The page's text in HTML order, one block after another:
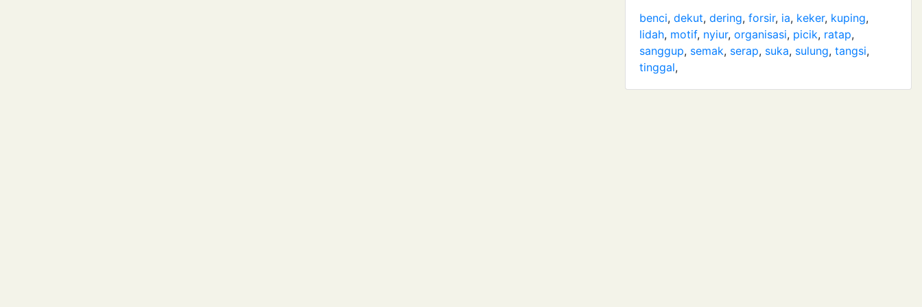
benci, dekut, dering, forsir, ia, keker, kuping,
lidah, motif, nyiur, organisasi, picik, ratap,
sanggup, semak, serap, suka, sulung, tangsi,
tinggal,